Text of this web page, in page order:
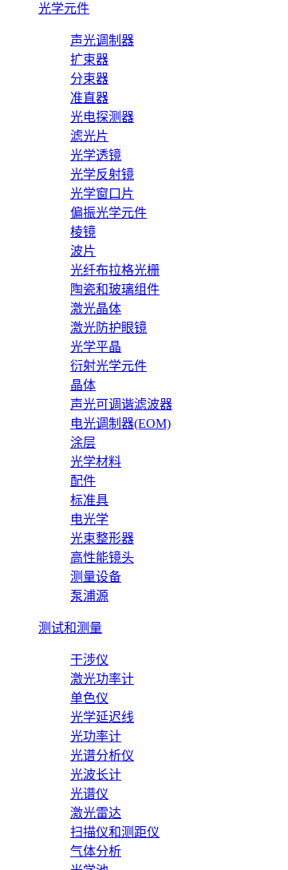
光学元件
声光调制器
扩束器
分束器
准直器
光电探测器
滤光片
光学透镜
光学反射镜
光学窗口片
偏振光学元件
棱镜
波片
光纤布拉格光栅
陶瓷和玻璃组件
激光晶体
激光防护眼镜
光学平晶
衍射光学元件
晶体
声光可调谐滤波器
电光调制器(EOM)
涂层
光学材料
配件
标准具
电光学
光束整形器
高性能镜头
测量设备
泵浦源
测试和测量
干涉仪
激光功率计
单色仪
光学延迟线
光功率计
光谱分析仪
光波长计
光谱仪
激光雷达
扫描仪和测距仪
气体分析